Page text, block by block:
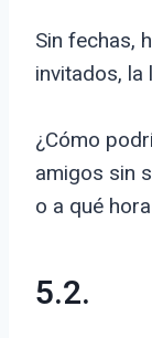
Sin fechas,
invitados,
¿Cómo
amigos sin
o a qué
5.2.